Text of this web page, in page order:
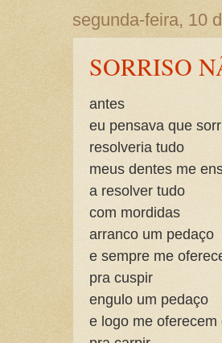
segunda-feira, 10
SORRISO
antes
eu pensava que
resolveria tudo
meus dentes me
a resolver tudo
com mordidas
arranco um pedaço
e sempre me
pra cuspir
engulo um pedaço
e logo me oferecem